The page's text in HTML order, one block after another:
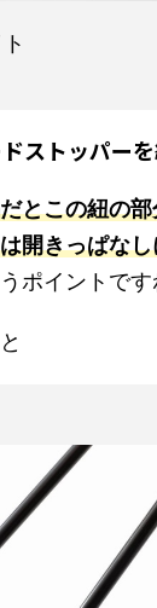
ストッパー
とこの紐の
開きっぱな
ポイントです